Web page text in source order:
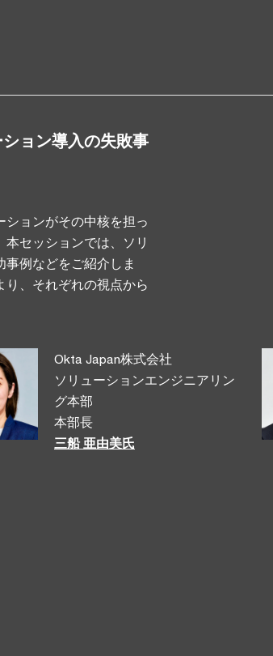
ョン導入の失敗事
ョンがその中核を担っ
セッションでは、ソリ
例などをご紹介しま
、それぞれの視点から
Okta Japan株式会社
ソリューションエンジニアリン
グ本部
本部長
三船 亜由美氏